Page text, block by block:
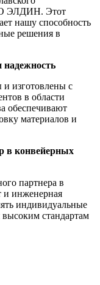
ЭЛДИН. Этот
нашу способность
решения в
надежность
изготовлены с
в области
обеспечивают
материалов и
в конвейерных
партнера в
и инженерная
индивидуальные
стандартам